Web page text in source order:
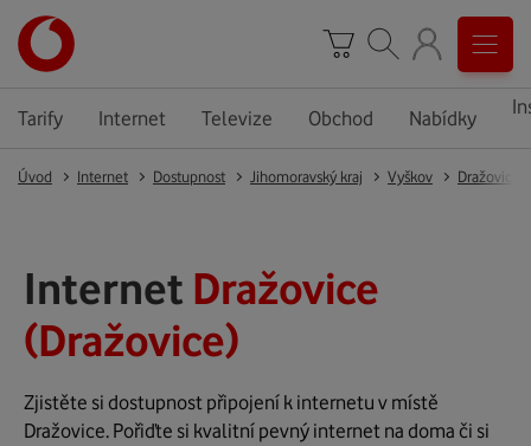
Tarify Internet Televize Obchod Nabídky
Úvod Internet Dostupnost Jihomoravský kraj Vyškov Dražovice
Internet Dražovice
(Dražovice)
Zjistěte si dostupnost připojení k internetu v místě
Dražovice. Pořiďte si kvalitní pevný internet na doma či si